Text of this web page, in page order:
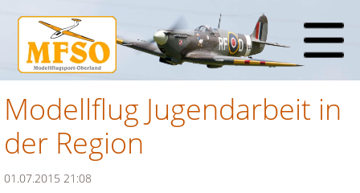
Modellflug Jugendarbeit in
der Region
01.07.2015 21:08